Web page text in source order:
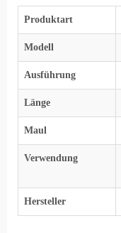
Produktart
Modell
Ausführung
Länge
Maul
Verwendung
Hersteller